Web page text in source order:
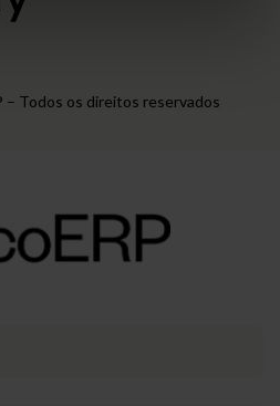
– Todos os direitos reservados